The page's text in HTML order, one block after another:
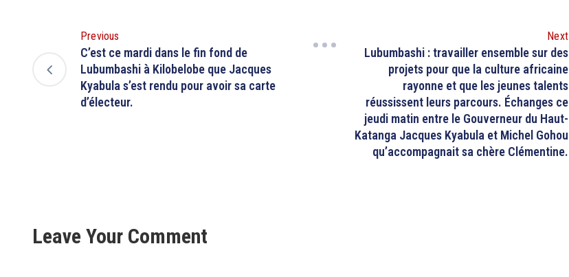
Previous
C’est ce mardi dans le fin fond de
Lubumbashi à Kilobelobe que Jacques
Kyabula s’est rendu pour avoir sa carte
d’électeur.
Next
Lubumbashi : travailler ensemble sur des
projets pour que la culture africaine
rayonne et que les jeunes talents
réussissent leurs parcours. Échanges ce
jeudi matin entre le Gouverneur du Haut-
Katanga Jacques Kyabula et Michel Gohou
qu’accompagnait sa chère Clémentine.
Leave Your Comment